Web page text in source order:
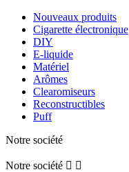
Nouveaux produits
Cigarette électronique
DIY
E-liquide
Matériel
Arômes
Clearomiseurs
Reconstructibles
Puff
Notre société
Notre société  